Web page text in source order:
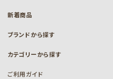
新着商品
ブランドから探す
カテゴリーから探す
ご利用ガイド